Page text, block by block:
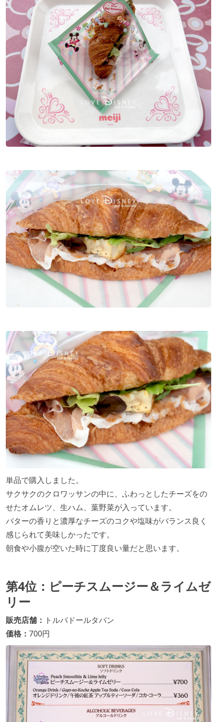
単品で購入しました。
サクサクのクロワッサンの中に、ふわっとしたチーズをの
せたオムレツ、生ハム、葉野菜が入っています。
バターの香りと濃厚なチーズのコクや塩味がバランス良く
感じられて美味しかったです。
朝食や小腹が空いた時に丁度良い量だと思います。
第4位：ピーチスムージー＆ライムゼ
リー
販売店舗： トルバドールタバン
価格： 700円